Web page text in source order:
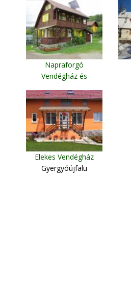
Napraforgó
Vendégház és
Parajd
Elekes Vendégház
Gyergyóújfalu